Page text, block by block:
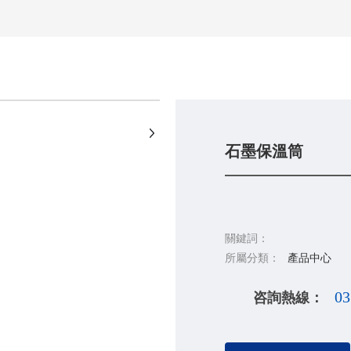
石墨保溫筒
關鍵詞：
所屬分類：
產品中心
咨詢熱線：